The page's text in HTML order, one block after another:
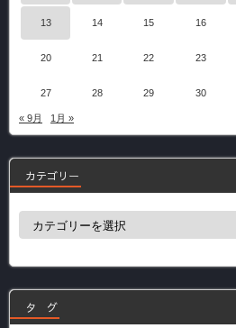
13 14 15 16
20 21 22 23
27 28 29 30
« 9月 1月 »
カテゴリー
カ
ー
タ グ